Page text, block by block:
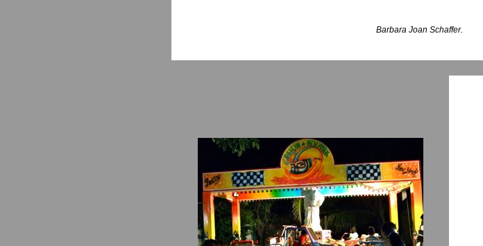
Barbara Joan Schaffer.